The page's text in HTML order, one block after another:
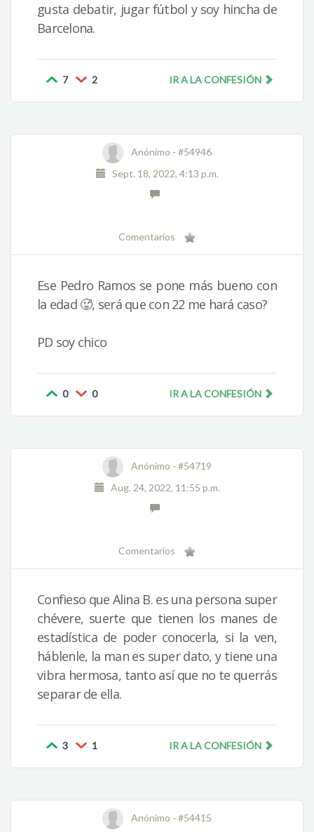
gusta debatir, jugar fútbol y soy hincha de
Barcelona.
7 2 IR A LA CONFESIÓN
Anónimo - #54946
Sept. 18, 2022, 4:13 p.m.
Comentarios
Ese Pedro Ramos se pone más bueno con
la edad 🥵, será que con 22 me hará caso?
PD soy chico
0 0 IR A LA CONFESIÓN
Anónimo - #54719
Aug. 24, 2022, 11:55 p.m.
Comentarios
Confieso que Alina B. es una persona super
chévere, suerte que tienen los manes de
estadística de poder conocerla, si la ven,
háblenle, la man es super dato, y tiene una
vibra hermosa, tanto así que no te querrás
separar de ella.
3 1 IR A LA CONFESIÓN
Anónimo - #54415